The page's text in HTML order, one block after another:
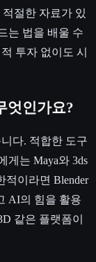
절한 자료가 있
는 법을 배울 수
투자 없이도 시
엇인가요?
다. 적합한 도구
게는 Maya와 3ds
적이라면 Blender
AI의 힘을 활용
같은 플랫폼이